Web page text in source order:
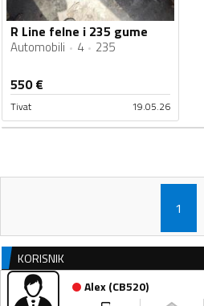
R Line felne i 235 gume
Automobili 4 235
550€
Tivat 19.05.26
1
KORISNIK
Alex(CB520)